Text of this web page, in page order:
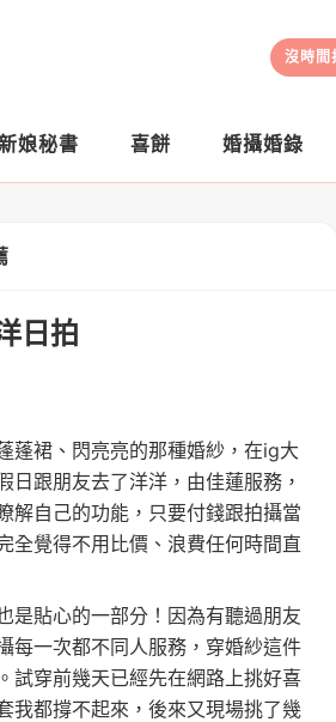
沒時間
娘秘書 喜餅 婚攝婚錄
日拍
蓬裙、閃亮亮的那種婚紗，在ig大
跟朋友去了洋洋，由佳蓮服務，
解自己的功能，只要付錢跟拍攝當
全覺得不用比價、浪費任何時間直
是貼心的一部分！因為有聽過朋友
每一次都不同人服務，穿婚紗這件
試穿前幾天已經先在網路上挑好喜
我都撐不起來，後來又現場挑了幾